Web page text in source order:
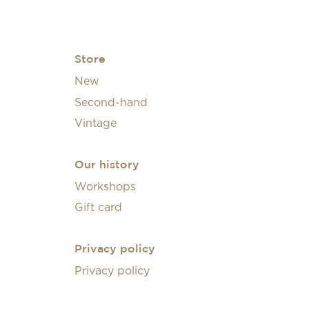
Store
New
Second-hand
Vintage
Our history
Workshops
Gift card
Privacy policy
Privacy policy